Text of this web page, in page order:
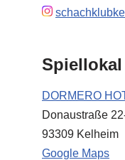
Spiellokal
DORMERO
Donaustraße
93309 Kelheim
Google Maps